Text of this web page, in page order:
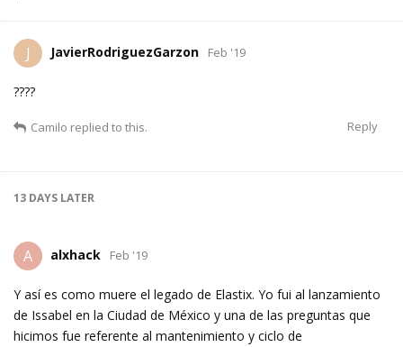
J JavierRodriguezGarzon Feb '19
????
Reply
Camilo replied to this.
13 DAYS LATER
A alxhack Feb '19
Y así es como muere el legado de Elastix. Yo fui al lanzamiento
de Issabel en la Ciudad de México y una de las preguntas que
hicimos fue referente al mantenimiento y ciclo de